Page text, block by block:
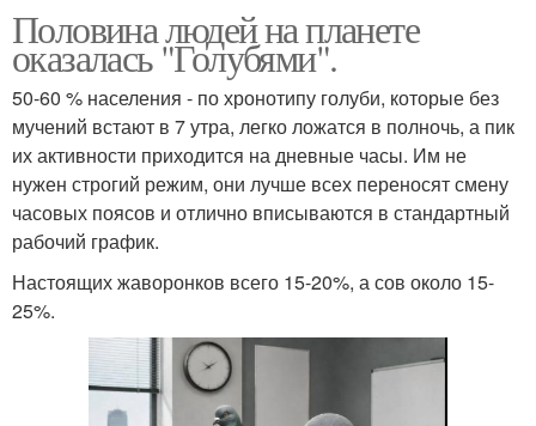
Половина людей на планете
оказалась "Голубями".
50-60 % населения - по хронотипу голуби, которые без
мучений встают в 7 утра, легко ложатся в полночь, а пик
их активности приходится на дневные часы. Им не
нужен строгий режим, они лучше всех переносят смену
часовых поясов и отлично вписываются в стандартный
рабочий график.
Настоящих жаворонков всего 15-20%, а сов около 15-
25%.